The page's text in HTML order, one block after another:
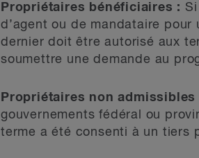
Propriétaires bénéficiaires :
d’agent ou de mandataire
dernier doit être autorisé aux
soumettre une demande au
Propriétaires non admissibles
gouvernements fédéral ou
terme a été consenti à un tiers